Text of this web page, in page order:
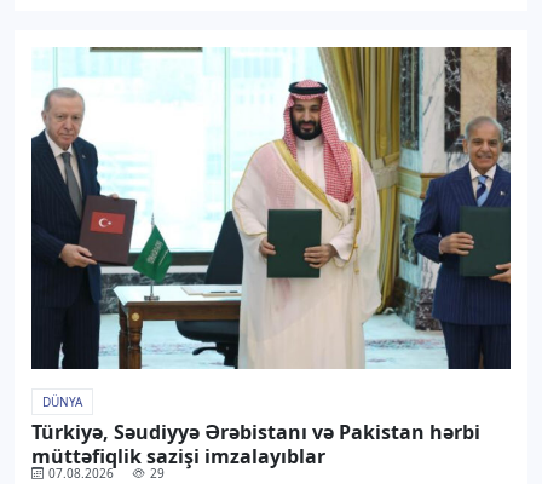
DÜNYA
Türkiyə, Səudiyyə Ərəbistanı və Pakistan hərbi
müttəfiqlik sazişi imzalayıblar
07.08.2026 29